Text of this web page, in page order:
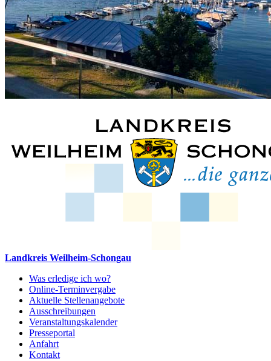
Landkreis Weilheim-Schongau
Was erledige ich wo?
Online-Terminvergabe
Aktuelle Stellenangebote
Ausschreibungen
Veranstaltungskalender
Presseportal
Anfahrt
Kontakt